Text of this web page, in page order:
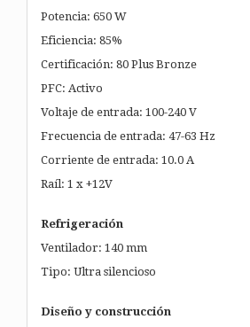
Potencia: 650 W
Eficiencia: 85%
Certificación: 80 Plus Bronze
PFC: Activo
Voltaje de entrada: 100-240 V
Frecuencia de entrada: 47-63 Hz
Corriente de entrada: 10.0 A
Raíl: 1 x +12V
Refrigeración
Ventilador: 140 mm
Tipo: Ultra silencioso
Diseño y construcción